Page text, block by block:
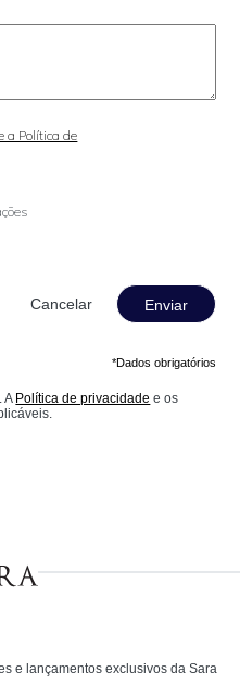
a Política de
Enviar
*Dados obrigatórios
A Política de privacidade e os
e lançamentos exclusivos da Sara